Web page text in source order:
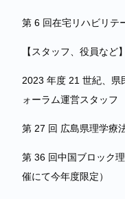
第 6 回在宅リハビリテ
【スタッフ、役員など】
2023 年度 21 世紀、県
ォーラム運営スタッフ
第 27 回 広島県理学療
第 36 回中国ブロック
催にて今年度限定）